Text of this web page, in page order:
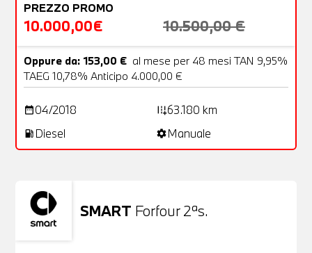
PREZZO PROMO
10.000,00€ 10.500,00 €
Oppure da: 153,00 € al mese per 48 mesi TAN 9,95%
TAEG 10,78% Anticipo 4.000,00 €
date_range04/2018 add_road63.180 km
local_gas_station Diesel settingsManuale
SMART Forfour 2ªs.
Usato